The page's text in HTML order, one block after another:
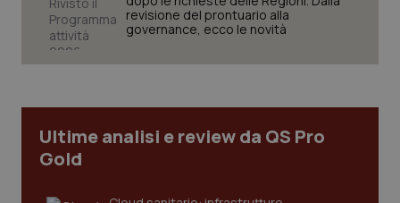
revisione del prontuario alla
governance, ecco le novità
Ultime analisi e review da QS Pro
Gold
navigazione sulle pagine e l'accesso alle aree
funzionare correttamente senza questi cookie.
.youtube.com